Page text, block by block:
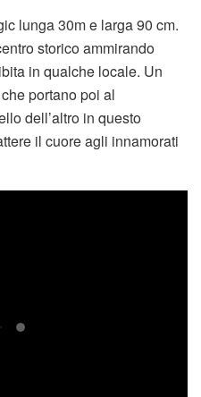
lunga 30m e larga 90 cm.
storico ammirando
in qualche locale. Un
portano poi al
dell’altro in questo
il cuore agli innamorati